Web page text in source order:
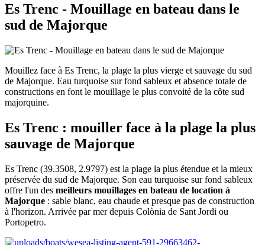
Es Trenc - Mouillage en bateau dans le
sud de Majorque
Mouillez face à Es Trenc, la plage la plus vierge et sauvage du sud
de Majorque. Eau turquoise sur fond sableux et absence totale de
constructions en font le mouillage le plus convoité de la côte sud
majorquine.
Es Trenc : mouiller face à la plage la plus
sauvage de Majorque
Es Trenc (39.3508, 2.9797) est la plage la plus étendue et la mieux
préservée du sud de Majorque. Son eau turquoise sur fond sableux
offre l'un des meilleurs mouillages en bateau de location à
Majorque : sable blanc, eau chaude et presque pas de construction
à l'horizon. Arrivée par mer depuis Colònia de Sant Jordi ou
Portopetro.